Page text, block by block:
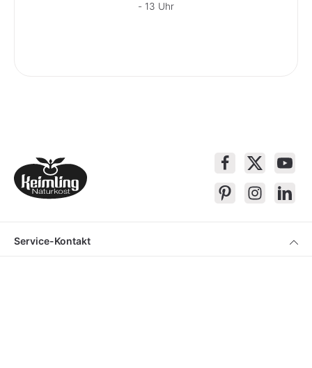
- 13 Uhr
Service-Kontakt